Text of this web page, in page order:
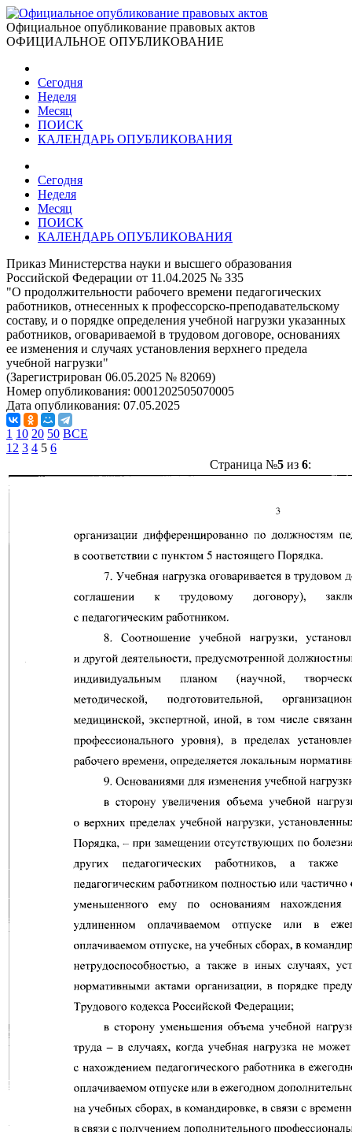
Официальное опубликование правовых актов
ОФИЦИАЛЬНОЕ ОПУБЛИКОВАНИЕ
Сегодня
Неделя
Месяц
ПОИСК
КАЛЕНДАРЬ ОПУБЛИКОВАНИЯ
Сегодня
Неделя
Месяц
ПОИСК
КАЛЕНДАРЬ ОПУБЛИКОВАНИЯ
Приказ Министерства науки и высшего образования
Российской Федерации от 11.04.2025 № 335
"О продолжительности рабочего времени педагогических
работников, отнесенных к профессорско-преподавательскому
составу, и о порядке определения учебной нагрузки указанных
работников, оговариваемой в трудовом договоре, основаниях
ее изменения и случаях установления верхнего предела
учебной нагрузки"
(Зарегистрирован 06.05.2025 № 82069)
Номер опубликования: 0001202505070005
Дата опубликования: 07.05.2025
1 10 20 50 ВСЕ
1 2 3 4 5 6
Страница №5из 6: